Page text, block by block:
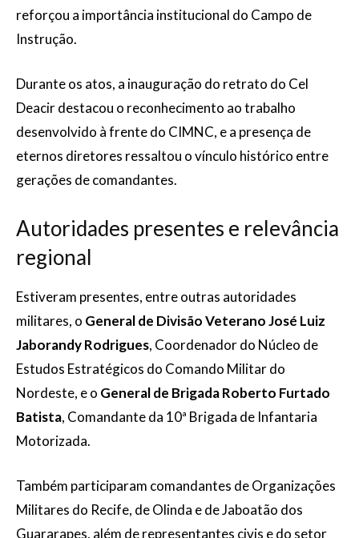
reforçou a importância institucional do Campo de
Instrução.
Durante os atos, a inauguração do retrato do Cel
Deacir destacou o reconhecimento ao trabalho
desenvolvido à frente do CIMNC, e a presença de
eternos diretores ressaltou o vínculo histórico entre
gerações de comandantes.
Autoridades presentes e relevância
regional
Estiveram presentes, entre outras autoridades
militares, o General de Divisão Veterano José Luiz
Jaborandy Rodrigues, Coordenador do Núcleo de
Estudos Estratégicos do Comando Militar do
Nordeste, e o General de Brigada Roberto Furtado
Batista, Comandante da 10ª Brigada de Infantaria
Motorizada.
Também participaram comandantes de Organizações
Militares do Recife, de Olinda e de Jaboatão dos
Guararapes, além de representantes civis e do setor